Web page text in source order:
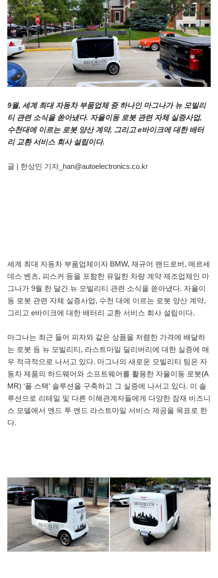
9월, 세계 최대 자동차 부품업체 중 하나인 마그나가 뉴 모빌리
티 관련 소식을 쏟아냈다. 자율이동 로봇 관련 자체 실증사업,
수천대에 이르는 로봇 양산 계약, 그리고 e바이크에 대한 배터
리 교환 서비스 회사 설립이다.
글 | 한상민 기자_han@autoelectronics.co.kr
세계 최대 자동차 부품업체이자 BMW, 재규어 랜드로버, 메르세
데스 벤츠, 피스커 등을 포함한 유일한 차량 계약 제조업체인 마
그나가 9월 한 달간 뉴 모빌리티 관련 소식을 쏟아냈다. 자율이
동 로봇 관련 자체 실증사업, 수천 대에 이르는 로봇 양산 계약,
그리고 e바이크에 대한 배터리 교환 서비스 회사 설립이다.
마그나는 최근 들어 피자와 같은 상품을 저렴한 가격에 배달하
는 로봇 등 뉴 모빌리티, 라스트마일 딜리버리에 대한 실증에 매
우 적극적으로 나서고 있다. 마그나의 새로운 모빌리티 팀은 자
동차 제품의 하드웨어와 소프트웨어를 활용한 자율이동 로봇(A
MR) ‘풀 스택’ 솔루션을 구축하고 그 실증에 나서고 있다. 이 솔
루션으로 리테일 및 다른 이해관계자들에게 다양한 잠재 비즈니
스 모델에서 엔드 투 엔드 라스트마일 서비스 제공을 목표로 한
다.